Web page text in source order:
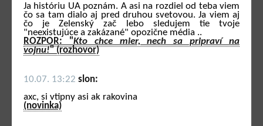
Ja históriu UA poznám. A asi na rozdiel od teba viem
čo sa tam dialo aj pred druhou svetovou. Ja viem aj
čo je Zelenský zač lebo sledujem tie tvoje
"neexistujúce a zakázané" opozične média ..
ROZPOR: "Kto chce mier, nech sa pripraví na
vojnu!" (rozhovor)
10.07. 13:22 slon:
axc, si vtipny asi ak rakovina
(novinka)